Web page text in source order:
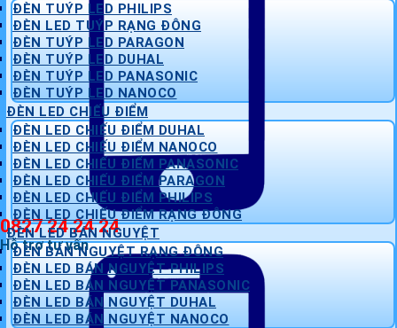
0827 24 24 24
Hỗ trợ tư vấn
ĐÈN TUÝP LED PHILIPS
ĐÈN LED TUÝP RẠNG ĐÔNG
ĐÈN TUÝP LED PARAGON
ĐÈN TUÝP LED DUHAL
ĐÈN TUÝP LED PANASONIC
ĐÈN TUÝP LED NANOCO
ĐÈN LED CHIẾU ĐIỂM
ĐÈN LED CHIẾU ĐIỂM DUHAL
ĐÈN LED CHIẾU ĐIỂM NANOCO
ĐÈN LED CHIẾU ĐIỂM PANASONIC
ĐÈN LED CHIẾU ĐIỂM PARAGON
ĐÈN LED CHIẾU ĐIỂM PHILIPS
ĐÈN LED CHIẾU ĐIỂM RẠNG ĐÔNG
ĐÈN LED BÁN NGUYỆT
ĐÈN BÁN NGUYỆT RẠNG ĐÔNG
ĐÈN LED BÁN NGUYỆT PHILIPS
ĐÈN LED BÁN NGUYỆT PANASONIC
ĐÈN LED BÁN NGUYỆT DUHAL
ĐÈN LED BÁN NGUYỆT NANOCO